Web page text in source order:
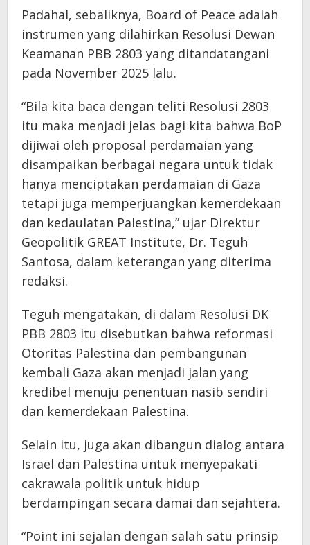
Padahal, sebaliknya, Board of Peace adalah
instrumen yang dilahirkan Resolusi Dewan
Keamanan PBB 2803 yang ditandatangani
pada November 2025 lalu.
“Bila kita baca dengan teliti Resolusi 2803
itu maka menjadi jelas bagi kita bahwa BoP
dijiwai oleh proposal perdamaian yang
disampaikan berbagai negara untuk tidak
hanya menciptakan perdamaian di Gaza
tetapi juga memperjuangkan kemerdekaan
dan kedaulatan Palestina,” ujar Direktur
Geopolitik GREAT Institute, Dr. Teguh
Santosa, dalam keterangan yang diterima
redaksi.
Teguh mengatakan, di dalam Resolusi DK
PBB 2803 itu disebutkan bahwa reformasi
Otoritas Palestina dan pembangunan
kembali Gaza akan menjadi jalan yang
kredibel menuju penentuan nasib sendiri
dan kemerdekaan Palestina.
Selain itu, juga akan dibangun dialog antara
Israel dan Palestina untuk menyepakati
cakrawala politik untuk hidup
berdampingan secara damai dan sejahtera.
“Point ini sejalan dengan salah satu prinsip